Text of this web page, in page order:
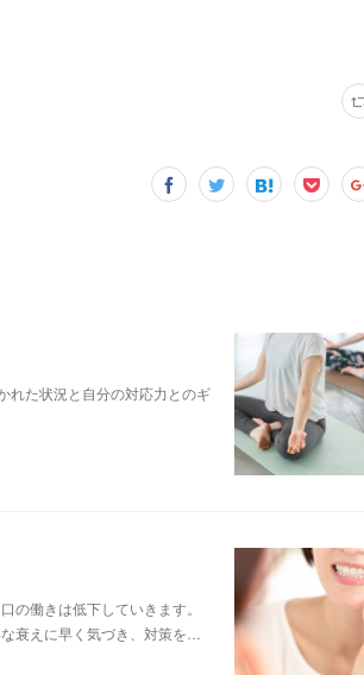
れた状況と自分の対応力とのギ
の働きは低下していきます。
衰えに早く気づき、対策を…